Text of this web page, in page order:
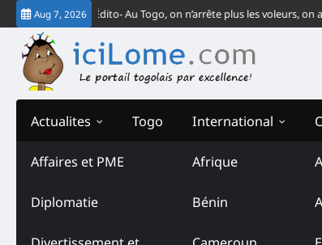
Skip
to
content
Aug 7, 2026
Édito- Au Togo, on n’arrête plus les voleurs, on arrête
Actualites
Affaires et PME
Diplomatie
Togo International
Afrique
Bénin